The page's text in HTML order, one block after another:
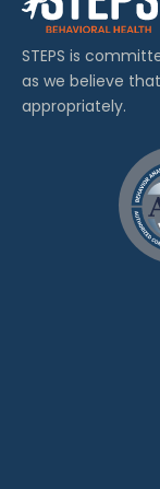
STEPS is
as we believe
appropriately.